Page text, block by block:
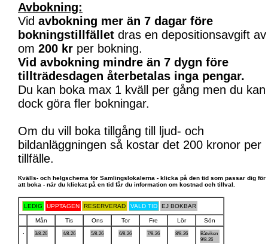
Avbokning:
Vid avbokning mer än 7 dagar före
bokningstillfället dras en depositionsavgift av
om 200 kr per bokning.
Vid avbokning mindre än 7 dygn före
tillträdesdagen återbetalas inga pengar.
Du kan boka max 1 kväll per gång men du kan
dock göra fler bokningar.
Om du vill boka tillgång till ljud- och
bildanläggningen så kostar det 200 kronor per
tillfälle.
Kvälls- och helgschema för Samlingslokalerna - klicka på den tid som passar dig för
att boka - när du klickat på en tid får du information om kostnad och tillval.
LEDIG UPPTAGEN RESERVERAD VALD TID EJ BOKBAR
Mån Tis Ons Tor Fre Lör
Sön
3/8-26 4/8-26 5/8-26 6/8-26 7/8-26 8/8-26
Båtviken
9/8-26